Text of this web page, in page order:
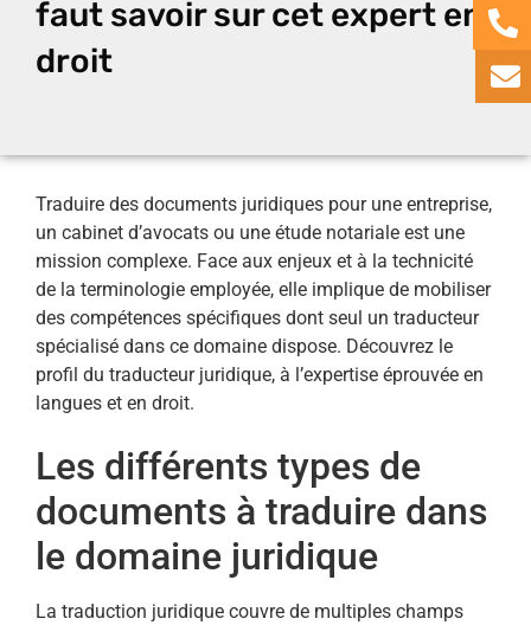
faut savoir sur cet expert en
droit
Traduire des documents juridiques pour une entreprise,
un cabinet d’avocats ou une étude notariale est une
mission complexe. Face aux enjeux et à la technicité
de la terminologie employée, elle implique de mobiliser
des compétences spécifiques dont seul un traducteur
spécialisé dans ce domaine dispose. Découvrez le
profil du traducteur juridique, à l’expertise éprouvée en
langues et en droit.
Les différents types de
documents à traduire dans
le domaine juridique
La traduction juridique couvre de multiples champs